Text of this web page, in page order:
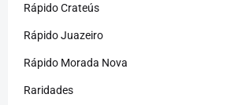
Rápido Crateús
Rápido Juazeiro
Rápido Morada Nova
Raridades